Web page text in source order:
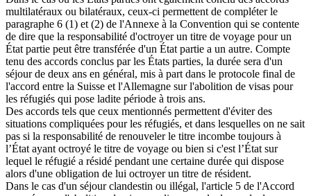
multilatéraux ou bilatéraux, ceux-ci permettent de compléter le
paragraphe 6 (1) et (2) de l'Annexe à la Convention qui se contente
de dire que la responsabilité d'octroyer un titre de voyage pour un
État partie peut être transférée d'un État partie a un autre. Compte
tenu des accords conclus par les États parties, la durée sera d'un
séjour de deux ans en général, mis à part dans le protocole final de
l'accord entre la Suisse et l'Allemagne sur l'abolition de visas pour
les réfugiés qui pose ladite période à trois ans.
Des accords tels que ceux mentionnés permettent d'éviter des
situations compliquées pour les réfugiés, et dans lesquelles on ne sait
pas si la responsabilité de renouveler le titre incombe toujours à
l’État ayant octroyé le titre de voyage ou bien si c'est l’État sur
lequel le réfugié a résidé pendant une certaine durée qui dispose
alors d'une obligation de lui octroyer un titre de résident.
Dans le cas d'un séjour clandestin ou illégal, l'article 5 de l'Accord